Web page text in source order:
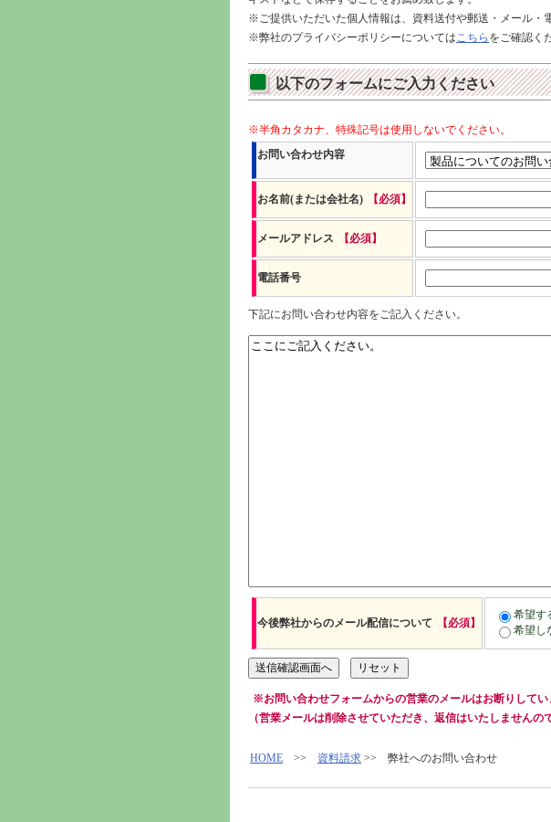
※ご提供いただいた個人情報は、資料送付や郵送・メール・
※弊社のプライバシーポリシーについては こちら をご確認く
以下のフォームにご入力ください
※半角カタカナ、特殊記号は使用しないでください。
お問い合わせ内容
お名前(または会社名) 【必須】
メールアドレス 【必須】
電話番号
下記にお問い合わせ内容をご記入ください。
今後弊社からのメール配信について 【必須】
希望す
希望し
※お問い合わせフォームからの営業のメールはお断りしてい
（営業メールは削除させていただき、返信はいたしませんの
HOME >> 資料請求 >> 弊社へのお問い合わせ